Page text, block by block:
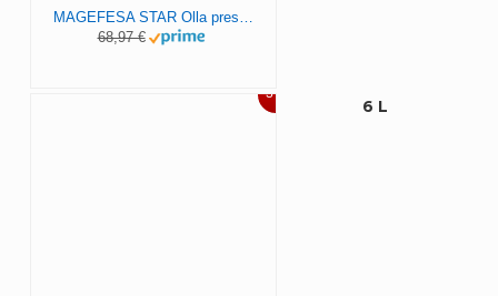
MAGEFESA STAR Olla presión rápida de fácil uso, acero inoxidable 18/10, Fondo termodifusor encapsulado de 5capas, excelente distribución del calor
68,97 €
3%
6 L